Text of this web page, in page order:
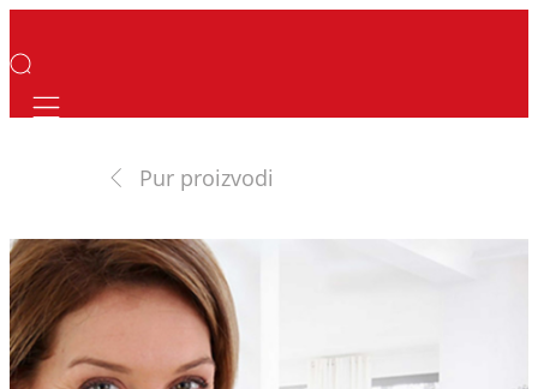
Mobile navigation
Pur proizvodi